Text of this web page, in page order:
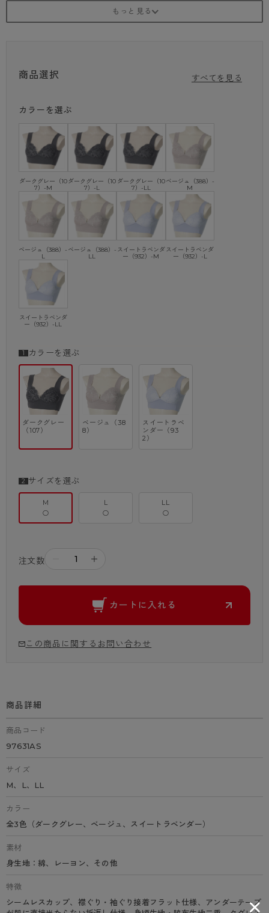
・アンダーテープが直接肌に当たらない仕様
商品選択 すべてを見る
カラーを選ぶ
ダークグレー（10
7）-M
ダークグレー（10
7）-L
ダークグレー（10
7）-LL
ベージュ（388）-
M
ベージュ（388）-
L
ベージュ（388）-
LL
スイートラベンダ
ー（932）-M
スイートラベンダ
ー（932）-L
スイートラベンダ
ー（932）-LL
カラーを選ぶ
ダークグレー
（107）
ベージュ（38
8）
スイートラベ
ンダー（93
2）
サイズを選ぶ
M
○
L
○
LL
○
注文数 ＋
カートに入れる
この商品に関するお問い合わせ
商品詳細
商品コード
97631AS
サイズ
M、L、LL
カラー
全3色（ダークグレー、ベージュ、スイートラベンダー）
素材
身生地：綿、レーヨン、その他
特徴
シームレスカップ、襟ぐり・袖ぐり接着フラット仕様、アンダーテープ